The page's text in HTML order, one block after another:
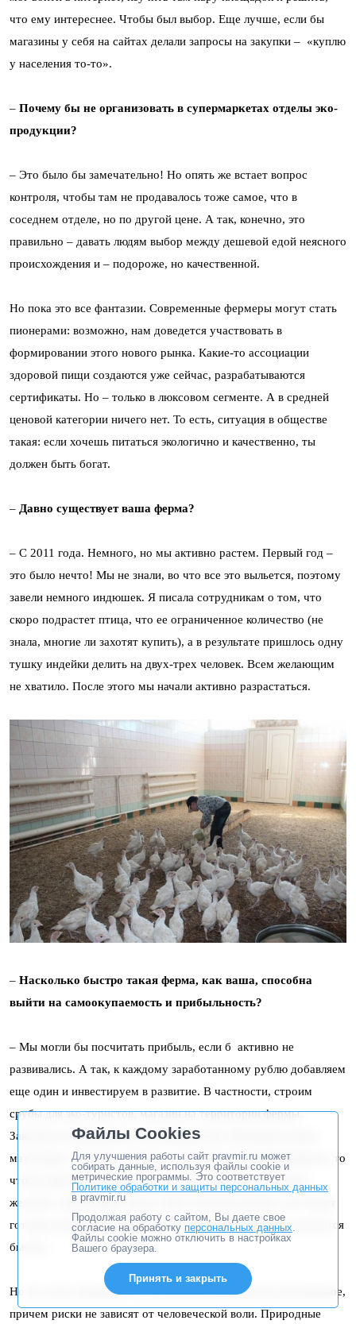
что ему интереснее. Чтобы был выбор. Еще лучше, если бы
магазины у себя на сайтах делали запросы на закупки – «куплю
у населения то-то».
– Почему бы не организовать в супермаркетах отделы эко-
продукции?
– Это было бы замечательно! Но опять же встает вопрос
контроля, чтобы там не продавалось тоже самое, что в
соседнем отделе, но по другой цене. А так, конечно, это
правильно – давать людям выбор между дешевой едой неясного
происхождения и – подороже, но качественной.
Но пока это все фантазии. Современные фермеры могут стать
пионерами: возможно, нам доведется участвовать в
формировании этого нового рынка. Какие-то ассоциации
здоровой пищи создаются уже сейчас, разрабатываются
сертификаты. Но – только в люксовом сегменте. А в средней
ценовой категории ничего нет. То есть, ситуация в обществе
такая: если хочешь питаться экологично и качественно, ты
должен быть богат.
– Давно существует ваша ферма?
– С 2011 года. Немного, но мы активно растем. Первый год –
это было нечто! Мы не знали, во что все это выльется, поэтому
завели немного индюшек. Я писала сотрудникам о том, что
скоро подрастет птица, что ее ограниченное количество (не
знала, многие ли захотят купить), а в результате пришлось одну
тушку индейки делить на двух-трех человек. Всем желающим
не хватило. После этого мы начали активно разрастаться.
– Насколько быстро такая ферма, как ваша, способна
выйти на самоокупаемость и прибыльность?
– Мы могли бы посчитать прибыль, если б активно не
развивались. А так, к каждому заработанному рублю добавляем
еще один и инвестируем в развитие. В частности, строим
срубы для эко-туристов, магазин на территории фермы.
Закупаем оборудование для переработки. Возводим новые
маточники. Если же говорить о небольшой семейной ферме, то
чтобы вырастить птицу, нужно совсем немного – сарай и
желание, трудолюбие. Всего через полтора месяца у вас будет
готовая к продаже птица! Так что сельское хозяйство окупается
быстро.
Но не стоит забывать о том, что это производство рискованное,
причем риски не зависят от человеческой воли. Природные
Файлы Cookies
Для улучшения работы сайт pravmir.ru может
собирать данные, используя файлы cookie и
метрические программы. Это соответствует
Политике обработки и защиты персональных данных
в pravmir.ru
Продолжая работу с сайтом, Вы даете свое
согласие на обработку персональных данных.
Файлы cookie можно отключить в настройках
Вашего браузера.
Принять и закрыть